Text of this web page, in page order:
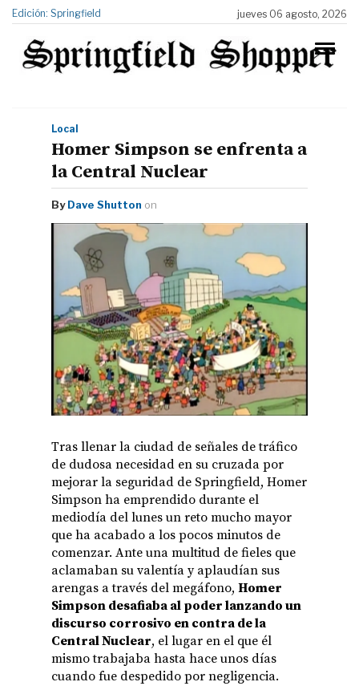
Edición: Springfield jueves 06 agosto, 2026
Local
Homer Simpson se enfrenta a
la Central Nuclear
By Dave Shutton on
Tras llenar la ciudad de señales de tráfico
de dudosa necesidad en su cruzada por
mejorar la seguridad de Springfield, Homer
Simpson ha emprendido durante el
mediodía del lunes un reto mucho mayor
que ha acabado a los pocos minutos de
comenzar. Ante una multitud de fieles que
aclamaban su valentía y aplaudían sus
arengas a través del megáfono, Homer
Simpson desafiaba al poder lanzando un
discurso corrosivo en contra de la
Central Nuclear, el lugar en el que él
mismo trabajaba hasta hace unos días
cuando fue despedido por negligencia.